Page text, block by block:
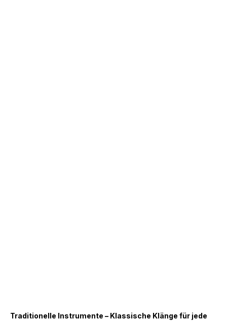
Traditionelle Instrumente – Klassische Klänge für jede